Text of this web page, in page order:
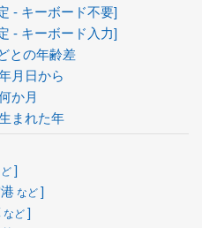
- キーボード不要]
- キーボード入力]
との年齢差
月日から
か月
まれた年
]
など ]
など ]